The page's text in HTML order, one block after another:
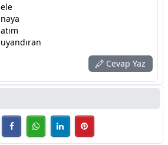
Cevap Yaz